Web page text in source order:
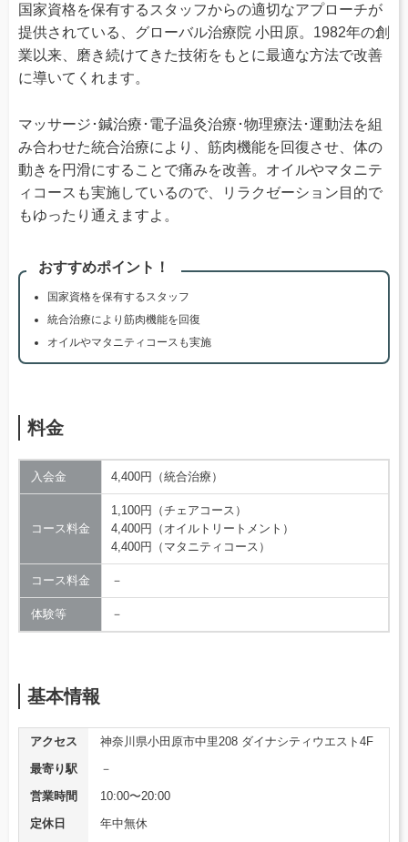
国家資格を保有するスタッフからの適切なアプローチが
提供されている、グローバル治療院 小田原。1982年の創
業以来、磨き続けてきた技術をもとに最適な方法で改善
に導いてくれます。
マッサージ･鍼治療･電子温灸治療･物理療法･運動法を組
み合わせた統合治療により、筋肉機能を回復させ、体の
動きを円滑にすることで痛みを改善。オイルやマタニテ
ィコースも実施しているので、リラクゼーション目的で
もゆったり通えますよ。
おすすめポイント！
国家資格を保有するスタッフ
統合治療により筋肉機能を回復
オイルやマタニティコースも実施
料金
入会金 4,400円（統合治療）
コース料金
1,100円（チェアコース）
4,400円（オイルトリートメント）
4,400円（マタニティコース）
コース料金 －
体験等 －
基本情報
アクセス
神奈川県小田原市中里208 ダイナシティウエスト4F
最寄り駅
－
営業時間
10:00〜20:00
定休日
年中無休